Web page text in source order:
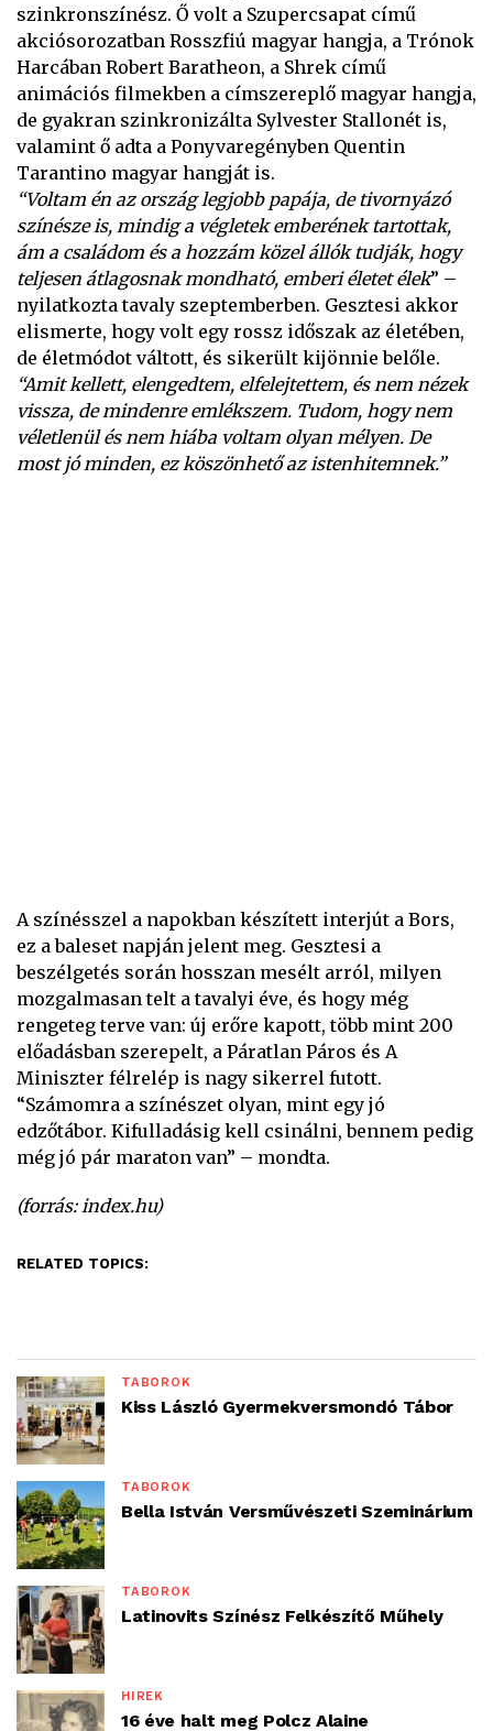
szinkronszínész. Ő volt a Szupercsapat című
akciósorozatban Rosszfiú magyar hangja, a Trónok
Harcában Robert Baratheon, a Shrek című
animációs filmekben a címszereplő magyar hangja,
de gyakran szinkronizálta Sylvester Stallonét is,
valamint ő adta a Ponyvaregényben Quentin
Tarantino magyar hangját is.
“Voltam én az ország legjobb papája, de tivornyázó
színésze is, mindig a végletek emberének tartottak,
ám a családom és a hozzám közel állók tudják, hogy
teljesen átlagosnak mondható, emberi életet élek” –
nyilatkozta tavaly szeptemberben. Gesztesi akkor
elismerte, hogy volt egy rossz időszak az életében,
de életmódot váltott, és sikerült kijönnie belőle.
“Amit kellett, elengedtem, elfelejtettem, és nem nézek
vissza, de mindenre emlékszem. Tudom, hogy nem
véletlenül és nem hiába voltam olyan mélyen. De
most jó minden, ez köszönhető az istenhitemnek.”
A színésszel a napokban készített interjút a Bors,
ez a baleset napján jelent meg. Gesztesi a
beszélgetés során hosszan mesélt arról, milyen
mozgalmasan telt a tavalyi éve, és hogy még
rengeteg terve van: új erőre kapott, több mint 200
előadásban szerepelt, a Páratlan Páros és A
Miniszter félrelép is nagy sikerrel futott.
“Számomra a színészet olyan, mint egy jó
edzőtábor. Kifulladásig kell csinálni, bennem pedig
még jó pár maraton van” – mondta.
(forrás: index.hu)
RELATED TOPICS:
TÁBOROK
Kiss László Gyermekversmondó Tábor
TÁBOROK
Bella István Versművészeti Szeminárium
TÁBOROK
Latinovits Színész Felkészítő Műhely
HÍREK
16 éve halt meg Polcz Alaine